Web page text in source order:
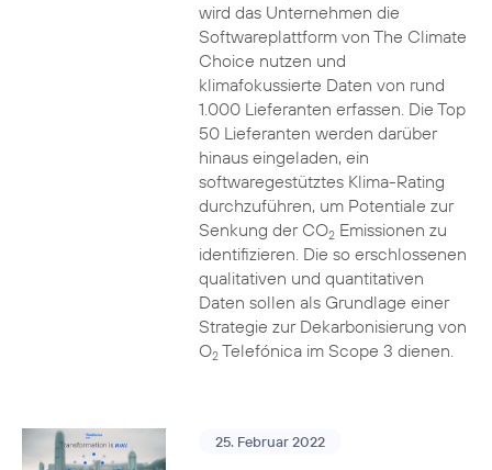
wird das Unternehmen die
Softwareplattform von The Climate
Choice nutzen und
klimafokussierte Daten von rund
1.000 Lieferanten erfassen. Die Top
50 Lieferanten werden darüber
hinaus eingeladen, ein
softwaregestütztes Klima-Rating
durchzuführen, um Potentiale zur
Senkung der CO2Emissionen zu
identifizieren. Die so erschlossenen
qualitativen und quantitativen
Daten sollen als Grundlage einer
Strategie zur Dekarbonisierung von
O2Telefónica im Scope 3 dienen.
25. Februar 2022